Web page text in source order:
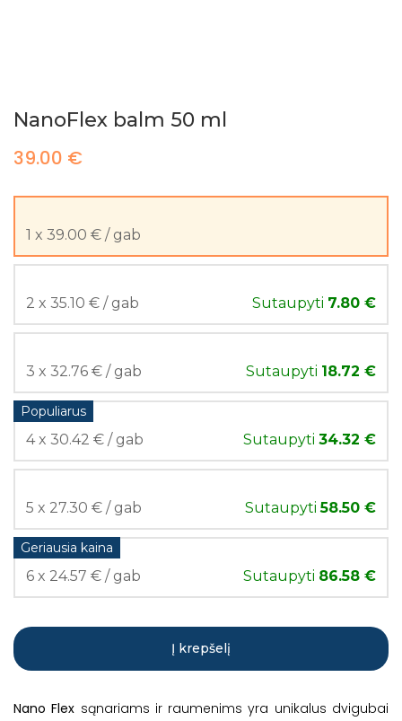
NanoFlex balm 50 ml
39.00 €
1 x 39.00 € / gab
2 x 35.10 € / gab Sutaupyti 7.80 €
3 x 32.76 € / gab Sutaupyti 18.72 €
Populiarus
4 x 30.42 € / gab Sutaupyti 34.32 €
5 x 27.30 € / gab Sutaupyti58.50 €
Geriausia kaina
6 x 24.57 € / gab Sutaupyti 86.58 €
Į krepšelį
Nano Flex sąnariams ir raumenims yra unikalus dvigubai